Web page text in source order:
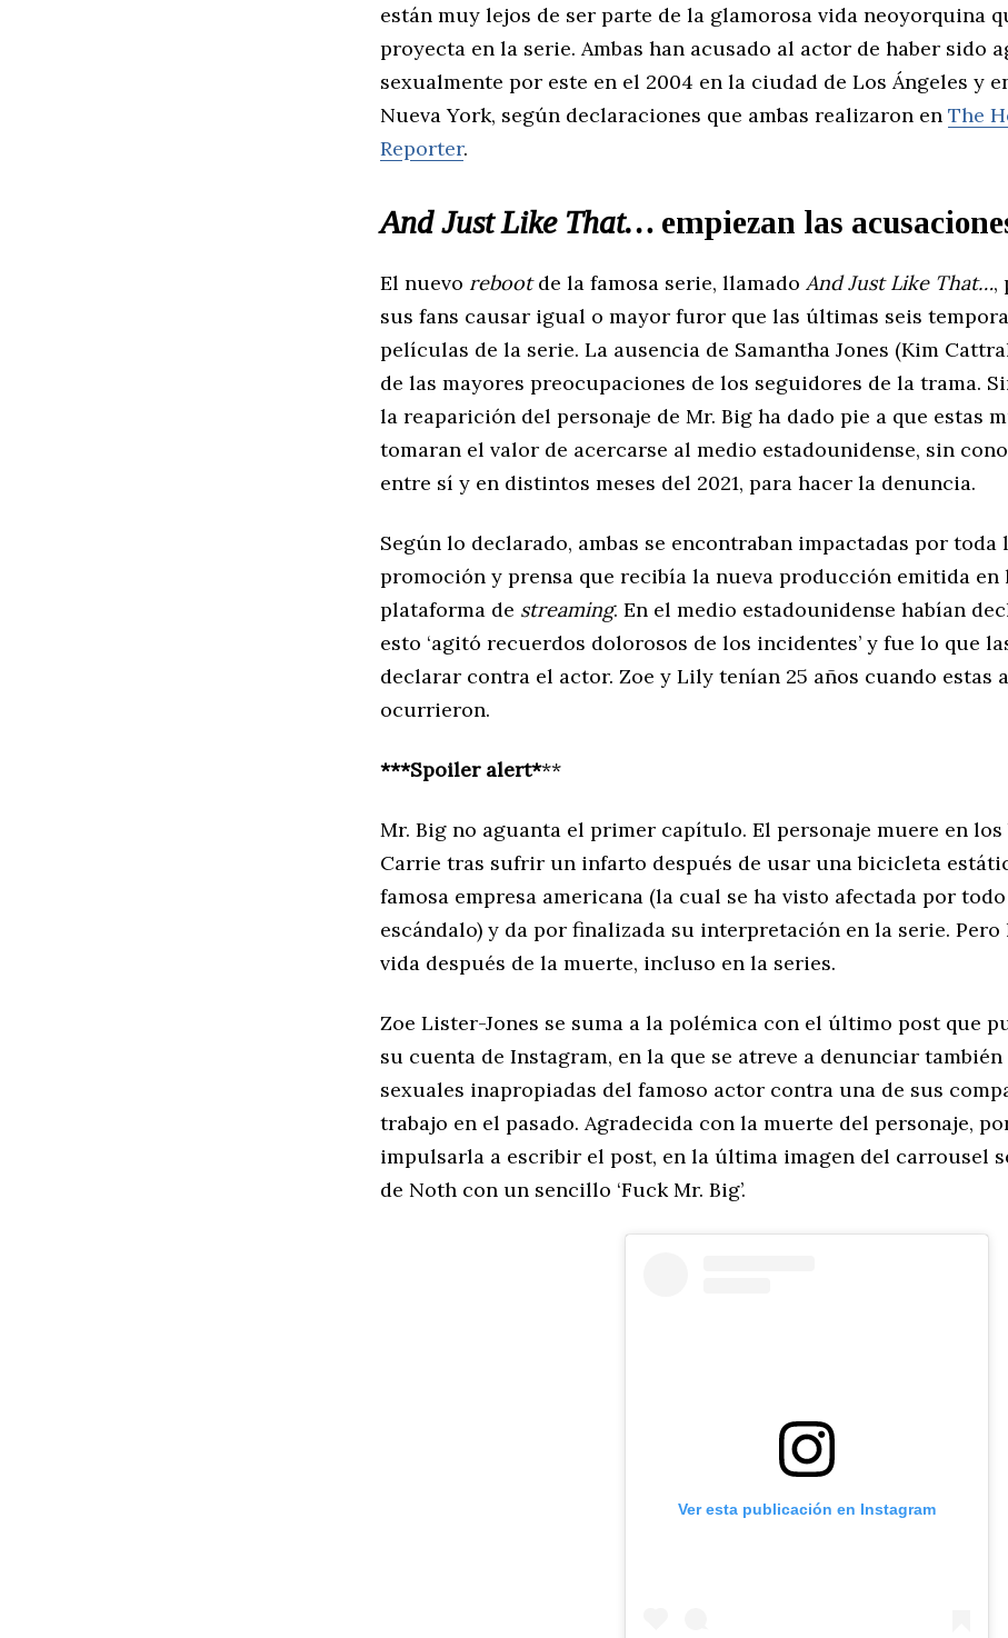
están muy lejos de ser parte de la glamorosa vida neoyorquina
proyecta en la serie. Ambas han acusado al actor de haber sido
sexualmente por este en el 2004 en la ciudad de Los Ángeles y
Nueva York, según declaraciones que ambas realizaron en The
Reporter.
And Just Like That… empiezan las
El nuevo rebootde la famosa serie, llamado And Just Like That…,
sus fans causar igual o mayor furor que las últimas seis
películas de la serie. La ausencia de Samantha Jones (Kim
de las mayores preocupaciones de los seguidores de la trama.
la reaparición del personaje de Mr. Big ha dado pie a que estas
tomaran el valor de acercarse al medio estadounidense, sin
entre sí y en distintos meses del 2021, para hacer la denuncia.
Según lo declarado, ambas se encontraban impactadas por toda
promoción y prensa que recibía la nueva producción emitida en
plataforma de streaming. En el medio estadounidense habían
esto ‘agitó recuerdos dolorosos de los incidentes’ y fue lo que
declarar contra el actor. Zoe y Lily tenían 25 años cuando estas
ocurrieron.
***Spoiler alert***
Mr. Big no aguanta el primer capítulo. El personaje muere en los
Carrie tras sufrir un infarto después de usar una bicicleta
famosa empresa americana (la cual se ha visto afectada por
escándalo) y da por finalizada su interpretación en la serie. Pero
vida después de la muerte, incluso en la series.
Zoe Lister-Jones se suma a la polémica con el último post que
su cuenta de Instagram, en la que se atreve a denunciar
sexuales inapropiadas del famoso actor contra una de sus
trabajo en el pasado. Agradecida con la muerte del personaje,
impulsarla a escribir el post, en la última imagen del carrousel
de Noth con un sencillo ‘Fuck Mr. Big’.
Ver esta publicación en Instagram